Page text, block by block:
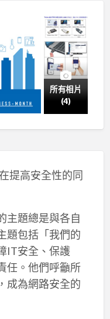
所有相片
(4)
提高安全性的同
主題總是與各自
題包括「我們的
IT安全、保護
任。他們呼籲所
成為網路安全的